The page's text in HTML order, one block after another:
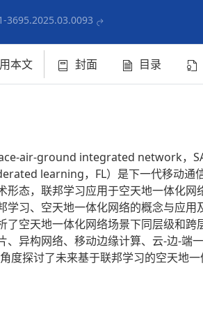
3695.2025.03.0093
本文 封面 目录
air-ground integrated network，
learning，FL）是下一代移动通
形态，联邦学习应用于空天地一体化
学习、空天地一体化网络的概念与应
了空天地一体化网络场景下同层级和
、异构网络、移动边缘计算、云-边-端
度探讨了未来基于联邦学习的空天地一